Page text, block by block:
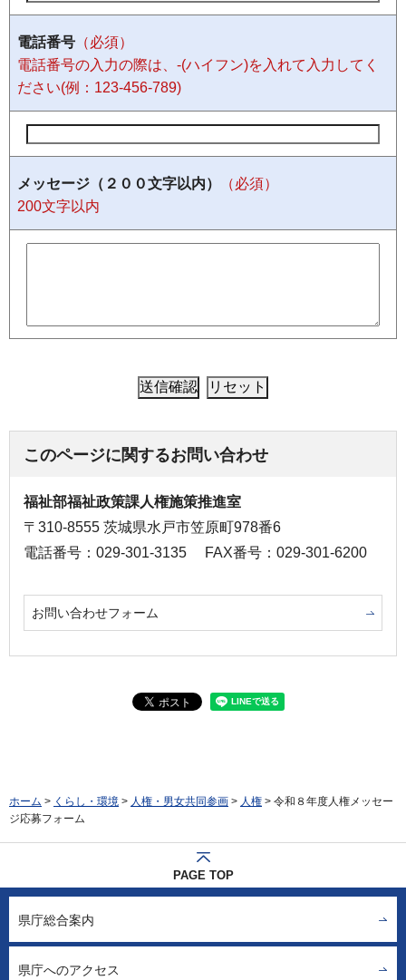
電話番号 （必須）
電話番号の入力の際は、-(ハイフン)を入れて入力してく
ださい(例：123-456-789)
メッセージ（２００文字以内）
（必須）
200文字以内
このページに関するお問い合わせ
福祉部福祉政策課人権施策推進室
〒310-8555 茨城県水戸市笠原町978番6
電話番号：029-301-3135
FAX番号：029-301-6200
お問い合わせフォーム
ホーム > くらし・環境 > 人権・男女共同参画 > 人権 > 令和８年度人権メッセー
ジ応募フォーム
PAGE TOP
県庁総合案内
県庁へのアクセス